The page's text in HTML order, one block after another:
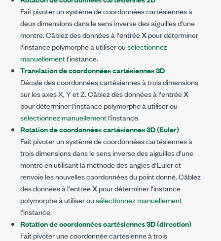
Fait pivoter un système de coordonnées cartésiennes à
deux dimensions dans le sens inverse des aiguilles d'une
montre. Câblez des données à l'entréeXpour déterminer
l'instance polymorphe à utiliser ousélectionnez
manuellementl'instance.
Translation de coordonnées cartésiennes 3D
Décale des coordonnées cartésiennes à trois dimensions
sur les axes X, Y et Z. Câblez des données à l'entréeX
pour déterminer l'instance polymorphe à utiliser ou
sélectionnez manuellementl'instance.
Rotation de coordonnées cartésiennes 3D (Euler)
Fait pivoter un système de coordonnées cartésiennes à
trois dimensions dans le sens inverse des aiguilles d'une
montre en utilisant la méthode des angles d'Euler et
renvoie les nouvelles coordonnées du point donné. Câblez
des données à l'entréeXpour déterminer l'instance
polymorphe à utiliser ousélectionnez manuellement
l'instance.
Rotation de coordonnées cartésiennes 3D (direction)
Fait pivoter une coordonnée cartésienne à trois